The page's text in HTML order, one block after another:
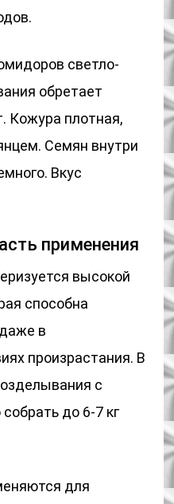
светло-
обретает
Кожура плотная,
Семян внутри
Вкус
применения
высокой
способна
в
произрастания. В
с
до 6-7 кг
для